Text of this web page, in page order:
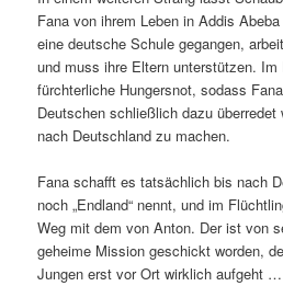
Fana von ihrem Leben in Addis
eine deutsche Schule gegangen,
und muss ihre Eltern unterstützen. Im
fürchterliche Hungersnot, sodass
Deutschen schließlich dazu
nach Deutschland zu machen.
Fana schafft es tatsächlich bis nach
noch „Endland“ nennt, und im
Weg mit dem von Anton. Der ist von
geheime Mission geschickt worden,
Jungen erst vor Ort wirklich aufgeht …